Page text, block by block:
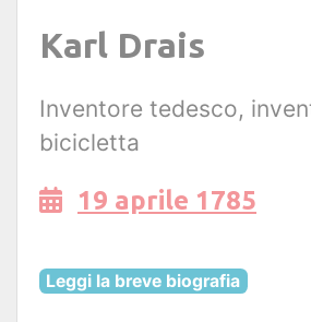
Karl Drais
Inventore tedesco,
bicicletta
19 aprile 1785
Leggi la breve biografia